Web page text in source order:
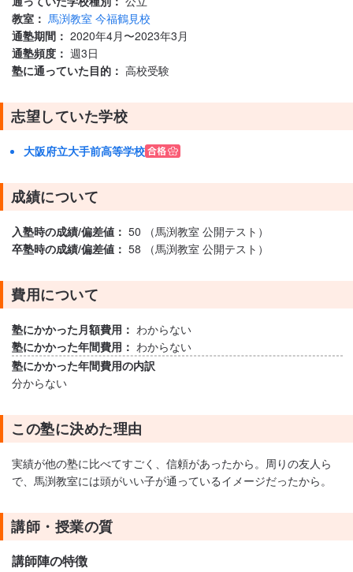
教室： 馬渕教室 今福鶴見校
通塾期間： 2020年4月〜2023年3月
通塾頻度： 週3日
塾に通っていた目的： 高校受験
志望していた学校
大阪府立大手前高等学校
成績について
入塾時の成績/偏差値： 50 （馬渕教室 公開テスト）
卒塾時の成績/偏差値： 58 （馬渕教室 公開テスト）
費用について
塾にかかった月額費用： わからない
塾にかかった年間費用： わからない
塾にかかった年間費用の内訳
分からない
この塾に決めた理由
実績が他の塾に比べてすごく、信頼があったから。周りの友人ら
で、馬渕教室には頭がいい子が通っているイメージだったから。
講師・授業の質
講師陣の特徴